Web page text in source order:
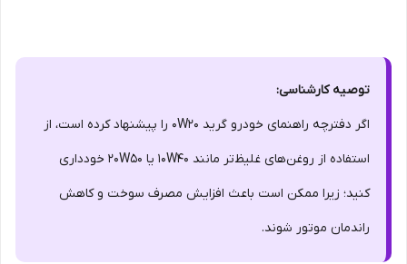
توصیه کارشناسی:
اگر دفترچه راهنمای خودرو گرید 0W20 را پیشنهاد کرده است، از
استفاده از روغن‌های غلیظ‌تر مانند 10W40 یا 20W50 خودداری
کنید؛ زیرا ممکن است باعث افزایش مصرف سوخت و کاهش
راندمان موتور شوند.